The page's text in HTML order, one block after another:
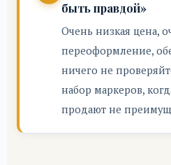
быть правдой»
Очень низкая цена,
переоформление,
ничего не
набор маркеров,
продают не